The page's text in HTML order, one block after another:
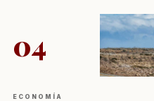
04
ECONOMÍA